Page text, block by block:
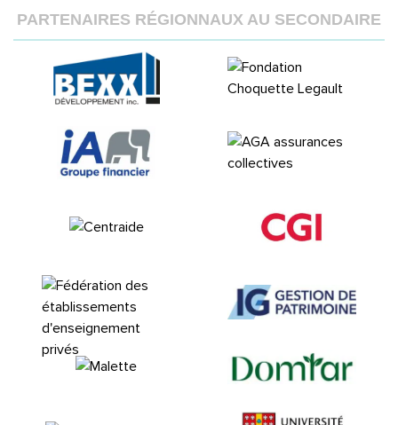
PARTENAIRES RÉGIONNAUX AU SECONDAIRE